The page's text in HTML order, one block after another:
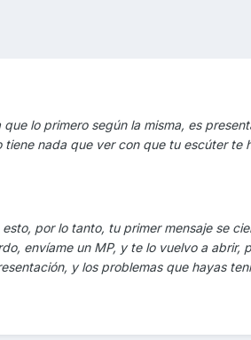
lo primero según la misma, es
nada que ver con que tu escúter te
por lo tanto, tu primer mensaje se
envíame un MP, y te lo vuelvo a abrir,
y los problemas que hayas